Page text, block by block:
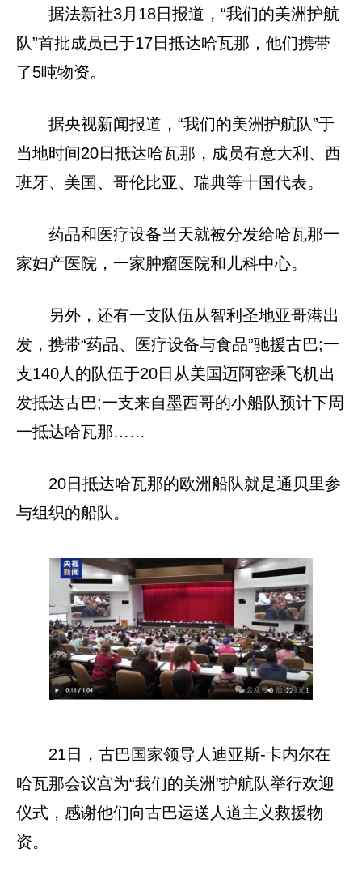
据法新社3月18日报道，“我们的美洲护航
队”首批成员已于17日抵达哈瓦那，他们携带
了5吨物资。
据央视新闻报道，“我们的美洲护航队”于
当地时间20日抵达哈瓦那，成员有意大利、西
班牙、美国、哥伦比亚、瑞典等十国代表。
药品和医疗设备当天就被分发给哈瓦那一
家妇产医院，一家肿瘤医院和儿科中心。
另外，还有一支队伍从智利圣地亚哥港出
发，携带“药品、医疗设备与食品”驰援古巴;一
支140人的队伍于20日从美国迈阿密乘飞机出
发抵达古巴;一支来自墨西哥的小船队预计下周
一抵达哈瓦那……
20日抵达哈瓦那的欧洲船队就是通贝里参
与组织的船队。
21日，古巴国家领导人迪亚斯-卡内尔在
哈瓦那会议宫为“我们的美洲”护航队举行欢迎
仪式，感谢他们向古巴运送人道主义救援物
资。